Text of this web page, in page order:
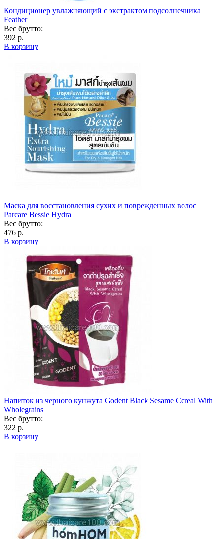
Кондиционер увлажняющий с экстрактом подсолнечника
Feather
Вес брутто:
392 р.
В корзину
Маска для восстановления сухих и поврежденных волос
Parcare Bessie Hydra
Вес брутто:
476 р.
В корзину
Напиток из черного кунжута Godent Black Sesame Cereal With
Wholegrains
Вес брутто:
322 р.
В корзину